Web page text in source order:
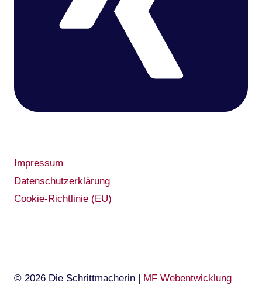
Impressum
Datenschutzerklärung
Cookie-Richtlinie (EU)
© 2026 Die Schrittmacherin | MF Webentwicklung